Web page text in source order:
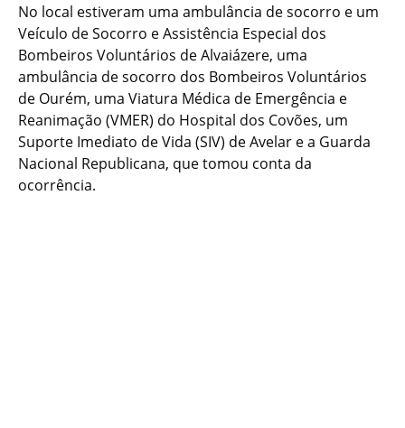
No local estiveram uma ambulância de socorro e um
Veículo de Socorro e Assistência Especial dos
Bombeiros Voluntários de Alvaiázere, uma
ambulância de socorro dos Bombeiros Voluntários
de Ourém, uma Viatura Médica de Emergência e
Reanimação (VMER) do Hospital dos Covões, um
Suporte Imediato de Vida (SIV) de Avelar e a Guarda
Nacional Republicana, que tomou conta da
ocorrência.